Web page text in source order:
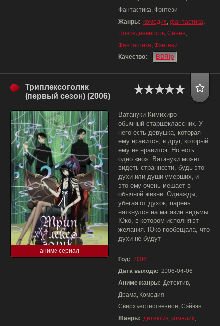
Фантастика, Фэнтези
Жанры: комедия, фантастика,
Повседневность, Сёнен,
Фантастика, Фэнтези
Качество:
BDRip
Триплексоголик
(первый сезон) (2006)
аниме сериал
Ватануки Кимихиро —
обычный старшеклассник. У
него есть девушка, которая
ему нравится, и друг, который
ему не нравится. Но есть
одно «но»: Ватануки может
видеть странности, будь это
духи или души умерших, и
это ему очень мешает в
обычной жизни. Однажды,
убегая от духов, парень
наткнулся на магазин ведьмы
Юко, в котором исполняют
желания. Юко пообещала, что
духи не будут
Год: 2006
Дата выхода: 2006-04-06
Аниме жанры: Детектив,
Драма, Комедия,
Сверхъестественное, Сэйнэн
Жанры: детектив, комедия,